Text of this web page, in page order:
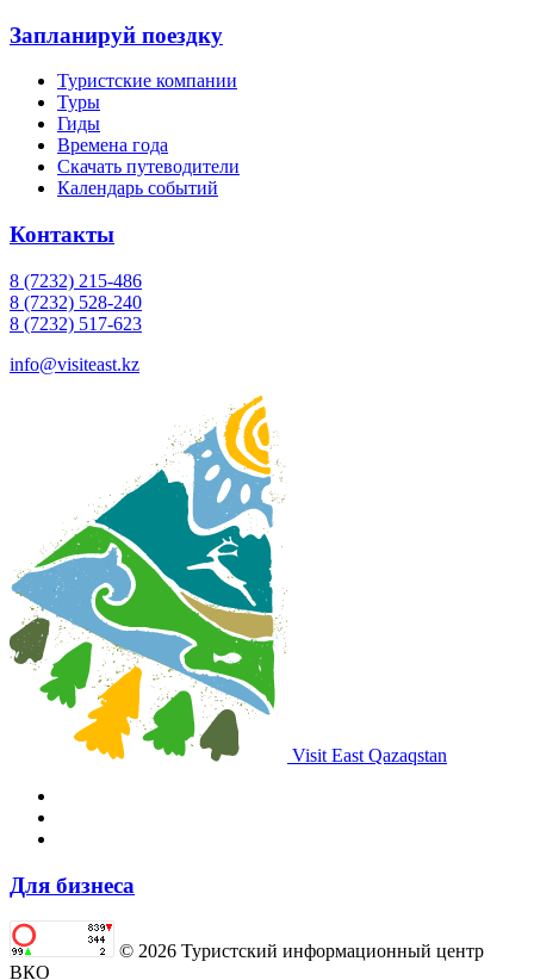
Запланируй поездку
Туристские компании
Туры
Гиды
Времена года
Скачать путеводители
Календарь событий
Контакты
8 (7232) 215-486
8 (7232) 528-240
8 (7232) 517-623
info@visiteast.kz
Visit East Qazaqstan
Для бизнеса
© 2026 Туристский информационный центр
ВКО